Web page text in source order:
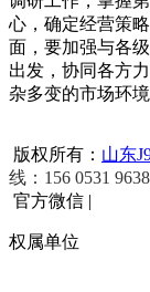
心，确定经营策
面，要加强与各
出发，协同各方
杂多变的市场环
版权所有： 山东
线：156 0531
官方微信 |
权属单位